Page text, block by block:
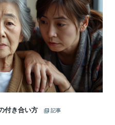
付き合い方
記事